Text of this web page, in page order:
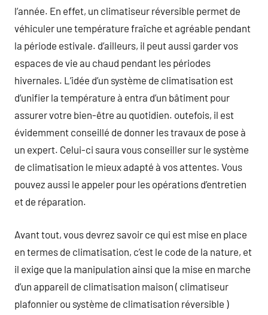
l’année. En effet, un climatiseur réversible permet de
véhiculer une température fraîche et agréable pendant
la période estivale. d’ailleurs, il peut aussi garder vos
espaces de vie au chaud pendant les périodes
hivernales. L’idée d’un système de climatisation est
d’unifier la température à entra d’un bâtiment pour
assurer votre bien-être au quotidien. outefois, il est
évidemment conseillé de donner les travaux de pose à
un expert. Celui-ci saura vous conseiller sur le système
de climatisation le mieux adapté à vos attentes. Vous
pouvez aussi le appeler pour les opérations d’entretien
et de réparation.
Avant tout, vous devrez savoir ce qui est mise en place
en termes de climatisation, c’est le code de la nature, et
il exige que la manipulation ainsi que la mise en marche
d’un appareil de climatisation maison ( climatiseur
plafonnier ou système de climatisation réversible )